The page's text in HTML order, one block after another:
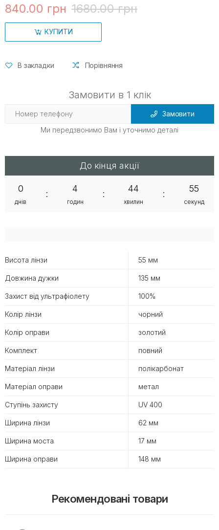
Висота лінзи 55 мм
Довжина дужки 135 мм
Захист від ультрафіолету 100%
Колір лінзи чорний
Колір оправи золотий
Комплект повний
Матеріал лінзи полікарбонат
Матеріал оправи метал
Ступінь захисту UV 400
Ширина лінзи 62 мм
Ширина моста 17 мм
Ширина оправи 148 мм
840.00 грн 1680.00 грн
КУПИТИ
В закладки Порівняння
Замовити в 1 клік
Замовити
Ми передзвонимо Вам і уточнимо деталі
До кінця акції
0
днів
:
4
годин
:
44
хвилин
:
55
секунд
Рекомендовані товари